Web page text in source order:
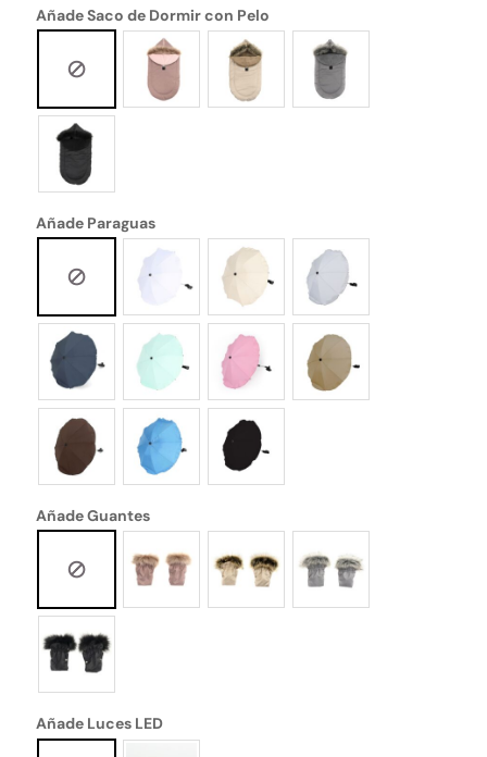
Añade Saco de Dormir con Pelo
Añade Paraguas
Añade Guantes
Añade Luces LED